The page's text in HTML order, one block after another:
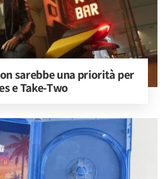
sarebbe una priorità per
e Take-Two